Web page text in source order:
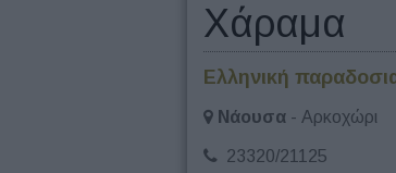
Χάραμα
Ελληνική
Νάουσα - Αρκοχώρι
23320/21125